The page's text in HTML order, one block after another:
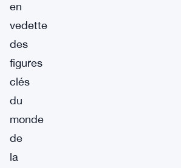
en
vedette
des
figures
clés
du
monde
de
la